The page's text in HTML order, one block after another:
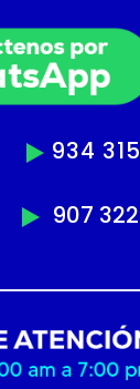
934 315
907 322